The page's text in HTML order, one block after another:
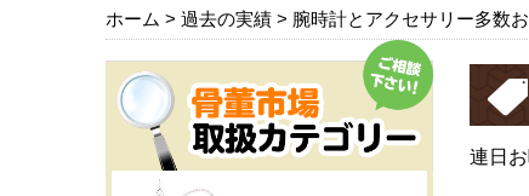
ホーム > 過去の実績 > 腕時計とアクセサリー多数
連日